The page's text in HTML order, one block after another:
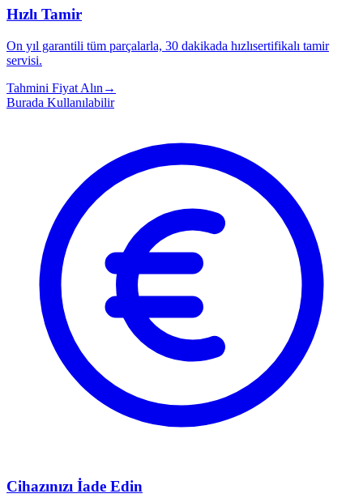
Hızlı Tamir
On yıl garantili tüm parçalarla, 30 dakikada hızlısertifikalı tamir
servisi.
Tahmini Fiyat Alın →
Burada Kullanılabilir
Cihazınızı İade Edin